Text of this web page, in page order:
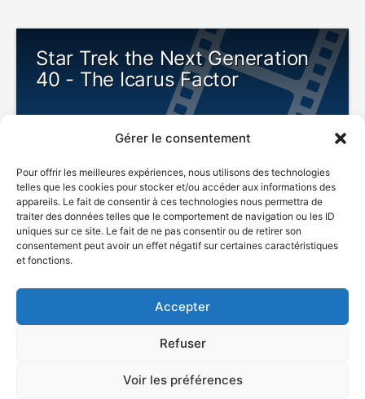
Gérer le consentement
Pour offrir les meilleures expériences, nous utilisons des technologies
telles que les cookies pour stocker et/ou accéder aux informations des
appareils. Le fait de consentir à ces technologies nous permettra de
traiter des données telles que le comportement de navigation ou les ID
uniques sur ce site. Le fait de ne pas consentir ou de retirer son
consentement peut avoir un effet négatif sur certaines caractéristiques
et fonctions.
Accepter
Refuser
Voir les préférences
Star Trek the Next Generation
40 - The Icarus Factor
1989 Science-fiction
Panique aveugle